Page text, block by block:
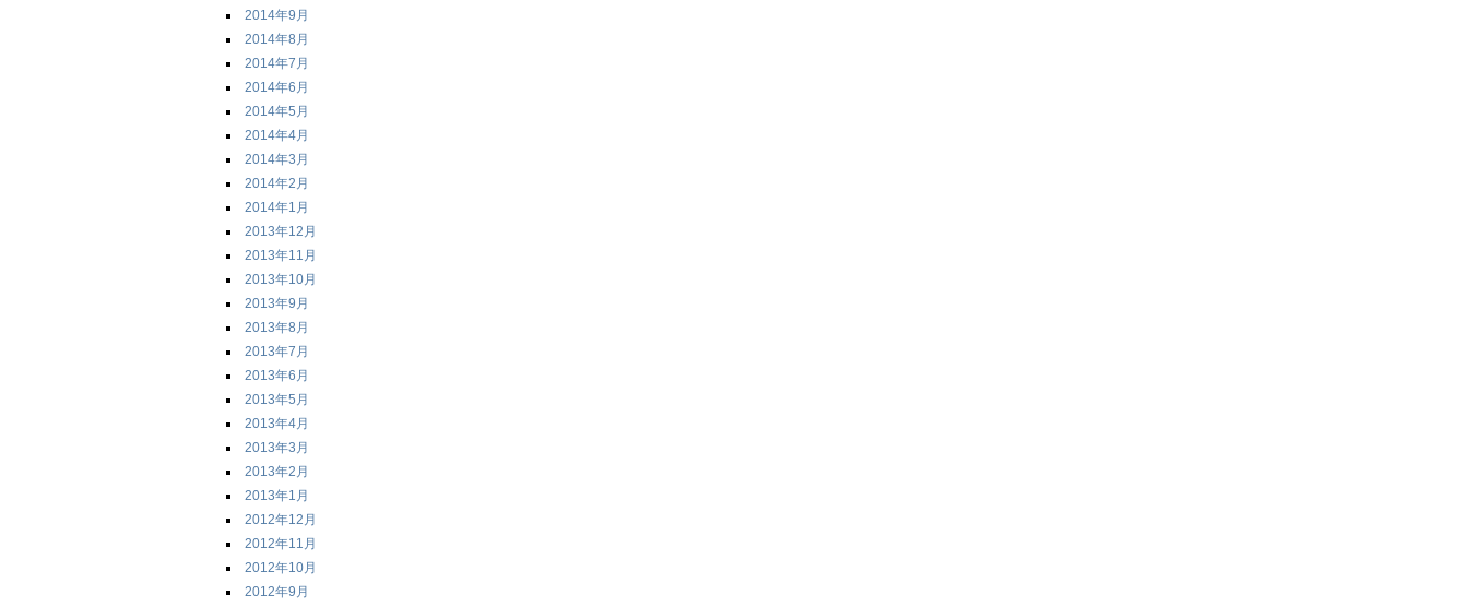
2014年9月
2014年8月
2014年7月
2014年6月
2014年5月
2014年4月
2014年3月
2014年2月
2014年1月
2013年12月
2013年11月
2013年10月
2013年9月
2013年8月
2013年7月
2013年6月
2013年5月
2013年4月
2013年3月
2013年2月
2013年1月
2012年12月
2012年11月
2012年10月
2012年9月